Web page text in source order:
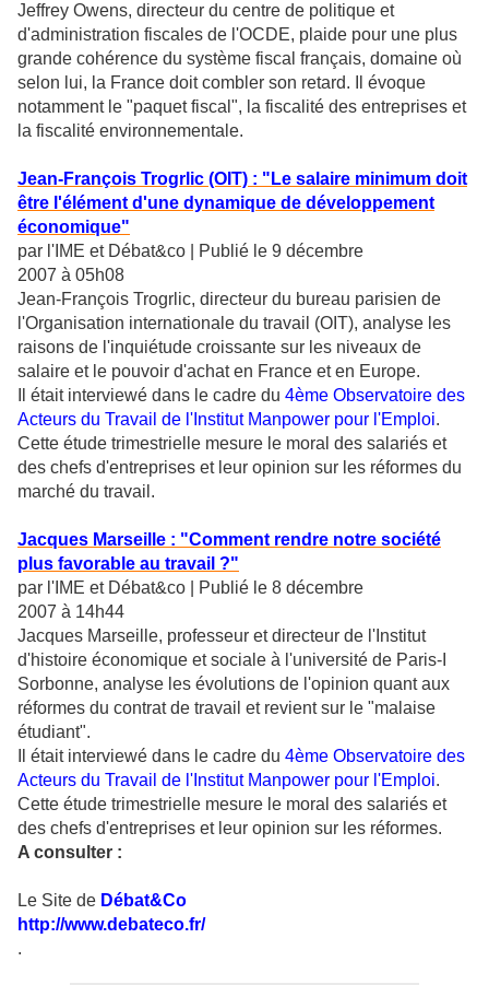
Jeffrey Owens, directeur du centre de politique et
d'administration fiscales de l'OCDE, plaide pour une plus
grande cohérence du système fiscal français, domaine où
selon lui, la France doit combler son retard. Il évoque
notamment le "paquet fiscal", la fiscalité des entreprises et
la fiscalité environnementale.
Jean-François Trogrlic (OIT) : "Le salaire minimum doit
être l'élément d'une dynamique de développement
économique"
par l'IME et Débat&co | Publié le 9 décembre
2007 à 05h08
Jean-François Trogrlic, directeur du bureau parisien de
l'Organisation internationale du travail (OIT), analyse les
raisons de l'inquiétude croissante sur les niveaux de
salaire et le pouvoir d'achat en France et en Europe.
Il était interviewé dans le cadre du 4ème Observatoire des
Acteurs du Travail de l'Institut Manpower pour l'Emploi.
Cette étude trimestrielle mesure le moral des salariés et
des chefs d'entreprises et leur opinion sur les réformes du
marché du travail.
Jacques Marseille : "Comment rendre notre société
plus favorable au travail ?"
par l'IME et Débat&co | Publié le 8 décembre
2007 à 14h44
Jacques Marseille, professeur et directeur de l'Institut
d'histoire économique et sociale à l'université de Paris-I
Sorbonne, analyse les évolutions de l'opinion quant aux
réformes du contrat de travail et revient sur le "malaise
étudiant".
Il était interviewé dans le cadre du 4ème Observatoire des
Acteurs du Travail de l'Institut Manpower pour l'Emploi.
Cette étude trimestrielle mesure le moral des salariés et
des chefs d'entreprises et leur opinion sur les réformes.
A consulter :
Le Site de Débat&Co
http://www.debateco.fr/
.